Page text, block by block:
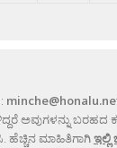
ಅವುಗಳನ್ನು
ಮಾಹಿತಿಗಾಗಿಇಲ್ಲಿ